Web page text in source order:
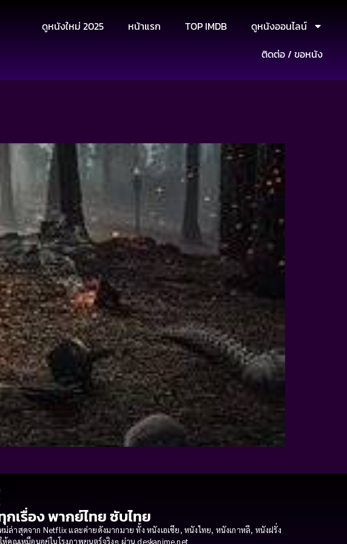
ดูหนังใหม่ 2025 หน้าแรก TOP IMDB
ดูหนังออนไลน์
ติดต่อ / ขอหนัง
เรื่อง พากย์ไทย ซับไทย
าสุดจาก Netflix และค่ายดังมากมาย ทั้ง หนังเอเชีย, หนังไทย, หนังเกาหลี, หนังฝรั่ง
ณเหมือนอยู่ในโรงภาพยนตร์จริงๆ ผ่าน deskanime.net